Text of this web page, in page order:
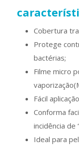
Cobertura
Protege
bactérias;
Filme micro
Fácil
Conforma
incidência de
Ideal para